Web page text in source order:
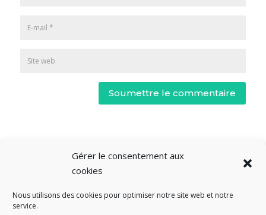
Gérer le consentement aux
cookies
Nous utilisons des cookies pour optimiser notre site web et notre
service.
Soumettre le commentaire